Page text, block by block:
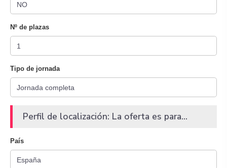
Nº de plazas
Tipo de jornada
Perfil de localización: La oferta es para...
País